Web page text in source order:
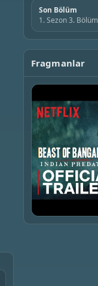
Son Bölüm
1. Sezon 3.
Fragmanlar